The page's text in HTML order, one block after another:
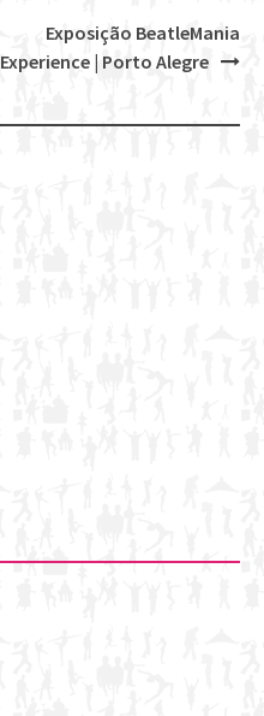
Exposição BeatleMania
Experience | Porto Alegre